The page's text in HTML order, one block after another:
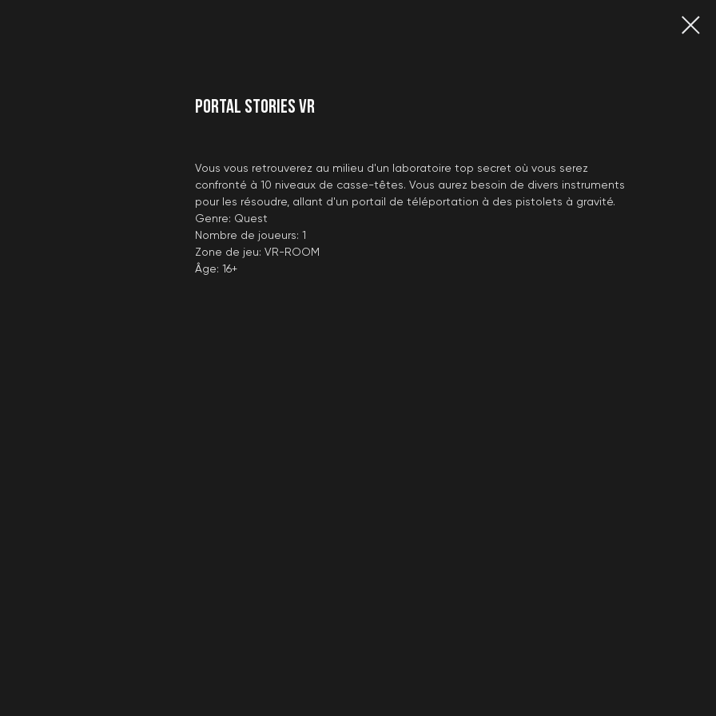
Portal Stories VR
Vous vous retrouverez au milieu d'un laboratoire top secret où vous serez
confronté à 10 niveaux de casse-têtes. Vous aurez besoin de divers instruments
pour les résoudre, allant d'un portail de téléportation à des pistolets à gravité.
Genre: Quest
Nombre de joueurs: 1
Zone de jeu: VR-ROOM
Âge: 16+